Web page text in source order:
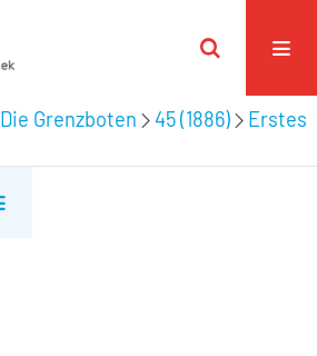
Die Grenzboten 45 (1886)
Erstes